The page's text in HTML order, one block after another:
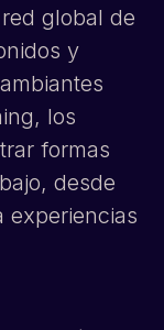
global de
y
los
formas
desde
experiencias